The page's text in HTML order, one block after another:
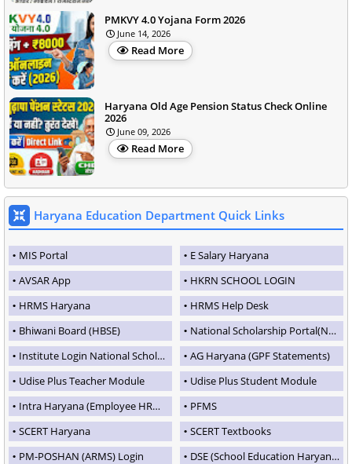
PMKVY 4.0 Yojana Form 2026
June 14, 2026
Read More
Haryana Old Age Pension Status Check Online
2026
June 09, 2026
Read More
Haryana Education Department Quick Links
MIS Portal
E Salary Haryana
AVSAR App
HKRN SCHOOL LOGIN
HRMS Haryana
HRMS Help Desk
Bhiwani Board (HBSE)
National Scholarship Portal(NSP)
Institute Login National Scholarship Portal
AG Haryana (GPF Statements)
Udise Plus Teacher Module
Udise Plus Student Module
Intra Haryana (Employee HRMS Portal)
PFMS
SCERT Haryana
SCERT Textbooks
PM-POSHAN (ARMS) Login
DSE (School Education Haryana)